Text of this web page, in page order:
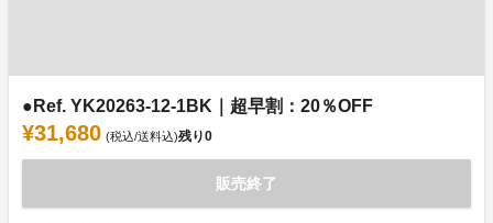
●Ref. YK20263-12-1BK｜超早割：20％OFF
¥31,680 (税込/送料込)残り0
販売終了